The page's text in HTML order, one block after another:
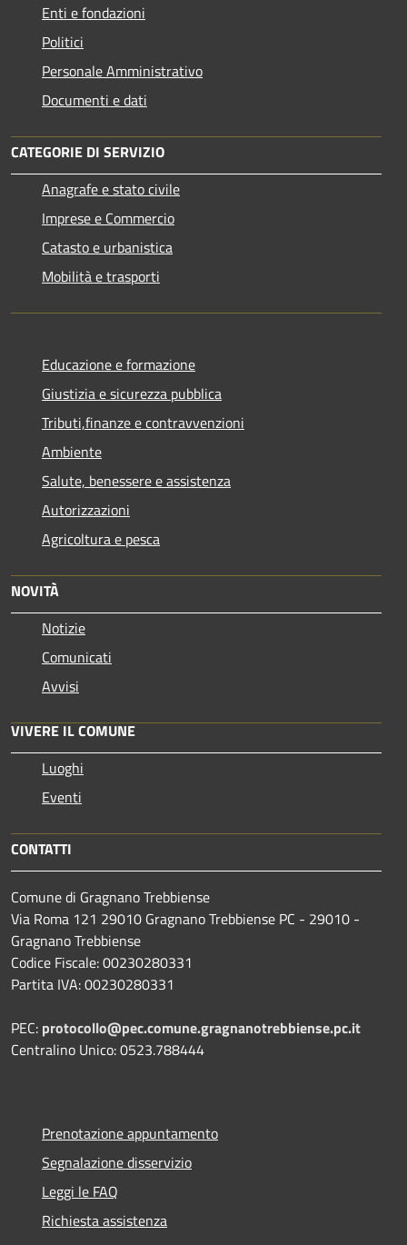
Enti e fondazioni
Politici
Personale Amministrativo
Documenti e dati
CATEGORIE DI SERVIZIO
Anagrafe e stato civile
Imprese e Commercio
Catasto e urbanistica
Mobilità e trasporti
Educazione e formazione
Giustizia e sicurezza pubblica
Tributi,finanze e contravvenzioni
Ambiente
Salute, benessere e assistenza
Autorizzazioni
Agricoltura e pesca
NOVITÀ
Notizie
Comunicati
Avvisi
VIVERE IL COMUNE
Luoghi
Eventi
CONTATTI
Comune di Gragnano Trebbiense
Via Roma 121 29010 Gragnano Trebbiense PC - 29010 -
Gragnano Trebbiense
Codice Fiscale: 00230280331
Partita IVA: 00230280331
PEC: protocollo@pec.comune.gragnanotrebbiense.pc.it
Centralino Unico: 0523.788444
Prenotazione appuntamento
Segnalazione disservizio
Leggi le FAQ
Richiesta assistenza